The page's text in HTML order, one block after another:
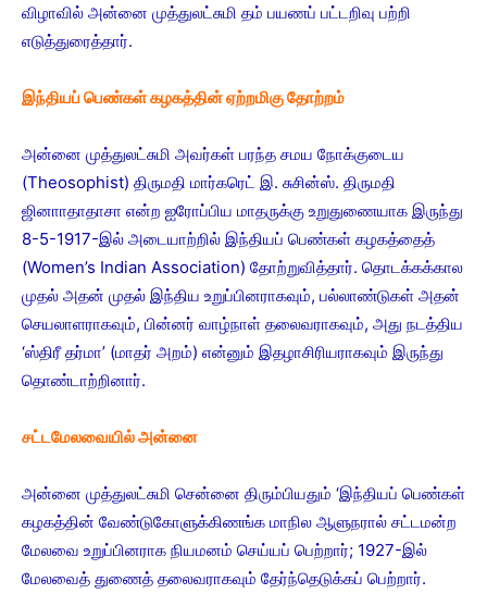
விழாவில் அன்னை முத்துலட்சுமி தம் பயணப் பட்டறிவு பற்றி
எடுத்துரைத்தார்.
இந்தியப் பெண்கள் கழகத்தின் ஏற்றமிகு தோற்றம்
அன்னை முத்துலட்சுமி அவர்கள் பரந்த சமய நோக்குடைய
(Theosophist) திருமதி மார்கரெட் இ. சுசின்ஸ். திருமதி
ஜினாாதாதாசா என்ற ஐரோப்பிய மாதருக்கு உறுதுணையாக இருந்து
8-5-1917-இல் அடையாற்றில் இந்தியப் பெண்கள் கழகத்தைத்
(Women’s Indian Association) தோற்றுவித்தார். தொடக்கக்கால
முதல் அதன் முதல் இந்திய உறுப்பினராகவும், பல்லாண்டுகள் அதன்
செயலாளராகவும், பின்னர் வாழ்நாள் தலைவராகவும், அது நடத்திய
‘ஸ்திரீ தர்மா’ (மாதர் அறம்) என்னும் இதழாசிரியராகவும் இருந்து
தொண்டாற்றினார்.
சட்டமேலவையில் அன்னை
அன்னை முத்துலட்சுமி சென்னை திரும்பியதும் ‘இந்தியப் பெண்கள்
கழகத்தின் வேண்டுகோளுக்கிணங்க மாநில ஆளுநரால் சட்டமன்ற
மேலவை உறுப்பினராக நியமனம் செய்யப் பெற்றார்; 1927-இல்
மேலவைத் துணைத் தலைவராகவும் தேர்ந்தெடுக்கப் பெற்றார்.